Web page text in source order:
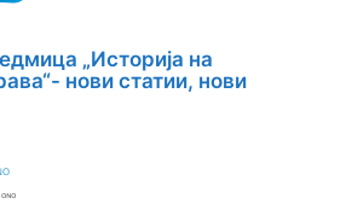
„Историја на
нови статии, нови